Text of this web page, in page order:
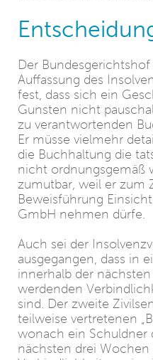
Der
Auffassung des
fest, dass sich ein
Gunsten nicht
zu verantwortenden
Er müsse vielmehr
die Buchhaltung die
nicht ordnungsgemäß
zumutbar, weil er zum
Beweisführung
GmbH nehmen dürfe.
Auch sei der
ausgegangen, dass in
innerhalb der
werdenden
sind. Der zweite
teilweise vertretenen
wonach ein Schuldner
nächsten drei Wochen